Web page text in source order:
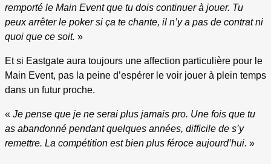
remporté le Main Event que tu dois continuer à jouer. Tu
peux arrêter le poker si ça te chante, il n’y a pas de contrat ni
quoi que ce soit. »
Et si Eastgate aura toujours une affection particulière pour le
Main Event, pas la peine d’espérer le voir jouer à plein temps
dans un futur proche.
« Je pense que je ne serai plus jamais pro. Une fois que tu
as abandonné pendant quelques années, difficile de s’y
remettre. La compétition est bien plus féroce aujourd’hui. »